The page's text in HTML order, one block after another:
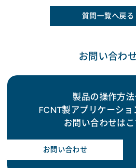
質問一覧へ戻る
お問い合わ
製品の操作方法
FCNT製アプリケーショ
お問い合わせは
お問い合わせ